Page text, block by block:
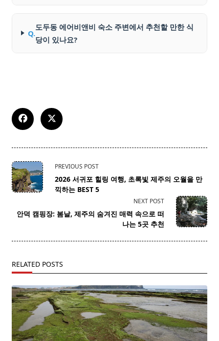
Q.
도두동 에어비앤비 숙소 주변에서 추천할 만한 식
당이 있나요?
<span
class="nav-
subtitle
reader-
PREVIOUS POST
2026 서귀포 힐링 여행, 초록빛 제주의 오월을 만
끽하는 BEST 5
NEXT POST
안덕 캠핑장: 봄날, 제주의 숨겨진 매력 속으로 떠
나는 5곳 추천
RELATED POSTS